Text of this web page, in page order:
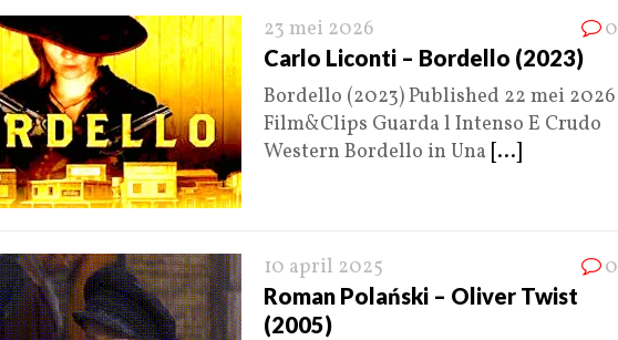
23 mei 2026 0
Carlo Liconti – Bordello (2023)
Bordello (2023) Published 22 mei 2026
Film&Clips Guarda l Intenso E Crudo
Western Bordello in Una [...]
10 april 2025 0
Roman Polański – Oliver Twist
(2005)